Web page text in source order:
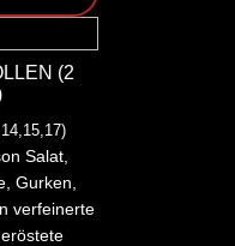
(2
Salat,
Gurken,
verfeinerte